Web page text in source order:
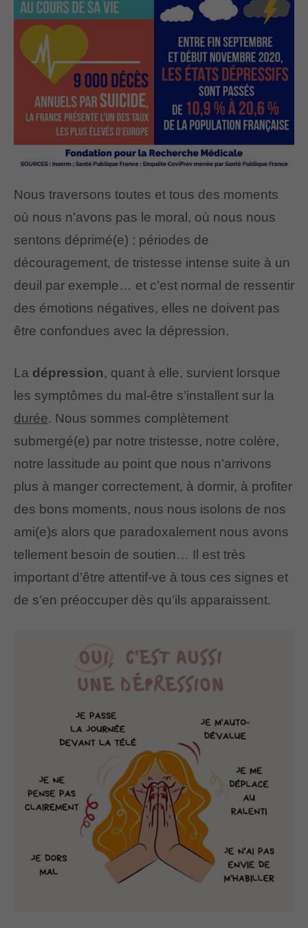
Nous traversons toutes et tous des moments
où nous n’avons pas le moral, où nous nous
sentons déprimé(e) : périodes de
découragement, de tristesse intense suite à un
deuil par exemple… et c’est normal de ressentir
des émotions négatives, elles ne doivent pas
être confondues avec la dépression.
La dépression, quant à elle, survient lorsque
les symptômes du mal-être s’installent sur la
durée. Nous sommes complètement
submergé(e) par notre tristesse, notre colère,
notre lassitude au point que nous n’arrivons
plus à manger correctement, à dormir, à profiter
des bons moments, nous nous isolons de nos
ami(e)s alors que paradoxalement nous avons
tellement besoin de soutien… Il est très
important d’être attentif-ve à tous ces signes et
de s’en préoccuper dès qu’ils apparaissent.